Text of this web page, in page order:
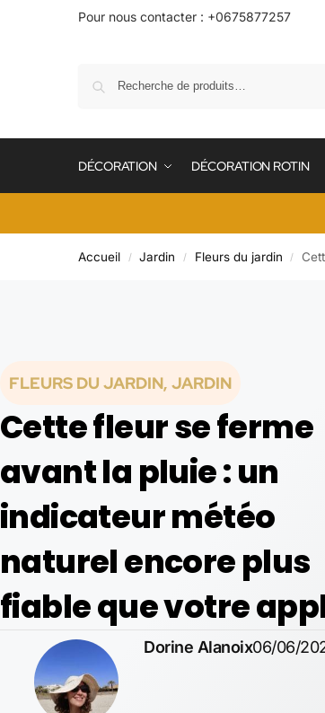
Pour nous contacter : +0675877257
DÉCORATION DÉCORATION ROTIN
Accueil / Jardin / Fleurs du jardin /
FLEURS DU JARDIN, JARDIN
Cette fleur se ferme
avant la pluie : un
indicateur météo
naturel encore plus
fiable que votre
Dorine Alanoix06/06/